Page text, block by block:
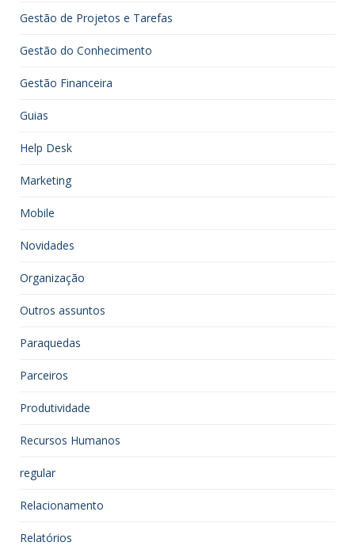
Gestão de Projetos e Tarefas
Gestão do Conhecimento
Gestão Financeira
Guias
Help Desk
Marketing
Mobile
Novidades
Organização
Outros assuntos
Paraquedas
Parceiros
Produtividade
Recursos Humanos
regular
Relacionamento
Relatórios